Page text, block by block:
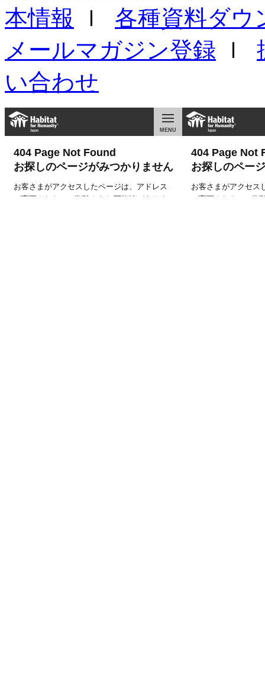
本情報 ｌ 各種資料ダウ
メールマガジン登録 ｌ
い合わせ